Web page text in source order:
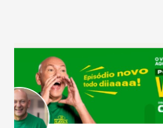
confraternizações de fim de ano e
Salário para um número maior de
país tem a menor taxa de
Ainda segundo a Pesquisa, em
bares e restaurantes operaram com